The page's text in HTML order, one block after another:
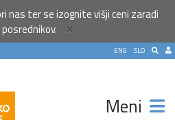
nas ter se izognite višji ceni zaradi
×
SLO
ENG
Meni